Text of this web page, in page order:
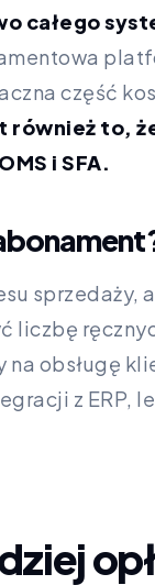
całego
część
również to,
i SFA.
sprzedaży,
liczbę
obsługę
z ERP,